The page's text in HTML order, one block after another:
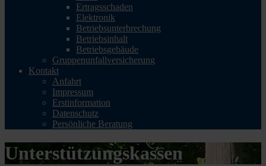
Ertragsschaden
Elektronik
Betriebsunterbrechung
Betriebsinhalt
Betriebsgebäude
Gruppenunfallversicherung
Kontakt
Anfahrt
Impressum
Erstinformation
Datenschutz
Persönliche Beratung
Unterstützungskassen